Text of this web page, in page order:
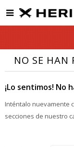

NO SE HAN
¡Lo sentimos! No
Inténtalo nuevamente
secciones de nuestro